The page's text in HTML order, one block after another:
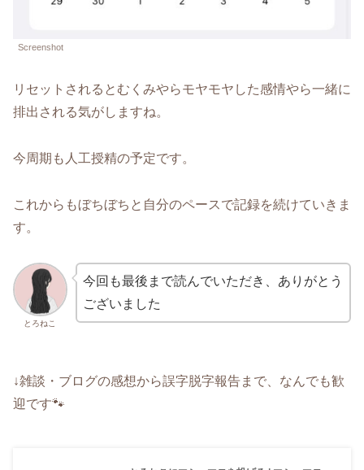
Screenshot
リセットされるとむくみやらモヤモヤした感情やら一緒に
排出される気がしますね。
今周期も人工授精の予定です。
これからもぼちぼちと自分のペースで記録を続けていきま
す。
とろねこ
今回も最後まで読んでいただき、ありがとう
ございました
↓雑談・ブログの感想から誤字脱字報告まで、なんでも歓
迎です🐾